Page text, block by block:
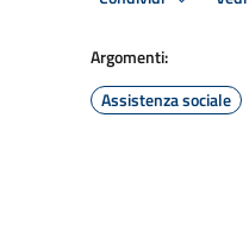
Argomenti:
Assistenza sociale